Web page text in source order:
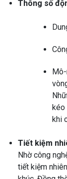
Thông số
kéo
khi
Tiết kiệm
Nhờ công
tiết kiệm